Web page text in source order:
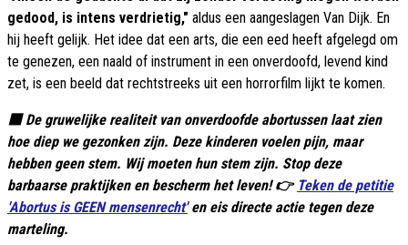
gedood, is intens verdrietig," aldus een aangeslagen Van Dijk. En
hij heeft gelijk. Het idee dat een arts, die een eed heeft afgelegd om
te genezen, een naald of instrument in een onverdoofd, levend kind
zet, is een beeld dat rechtstreeks uit een horrorfilm lijkt te komen.
🟥 De gruwelijke realiteit van onverdoofde abortussen laat zien
hoe diep we gezonken zijn. Deze kinderen voelen pijn, maar
hebben geen stem. Wij moeten hun stem zijn. Stop deze
barbaarse praktijken en bescherm het leven! 👉 Teken de petitie
'Abortus is GEEN mensenrecht'en eis directe actie tegen deze
marteling.